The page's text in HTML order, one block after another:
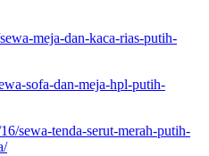
meja-dan-kaca-rias-putih-
sofa-dan-meja-hpl-putih-
sewa-tenda-serut-merah-putih-